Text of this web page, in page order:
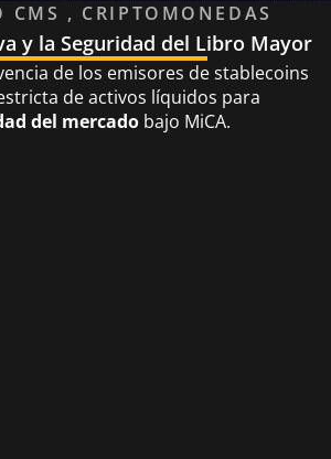
CMS , CRIPTOMONEDAS
y la Seguridad del Libro Mayor
de los emisores de stablecoins
de activos líquidos para
del mercado bajo MiCA.